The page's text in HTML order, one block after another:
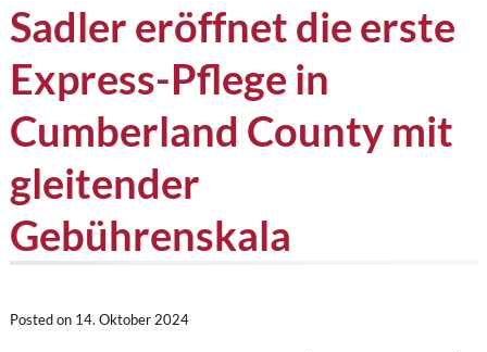
Sadler eröffnet die erste
Express-Pflege in
Cumberland County mit
gleitender
Gebührenskala
Posted on 14. Oktober 2024